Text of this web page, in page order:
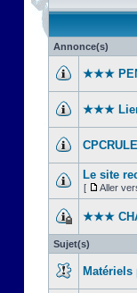
Annonce(s)
★★★
★★★
Le site
[ Aller
★★★
Sujet(s)